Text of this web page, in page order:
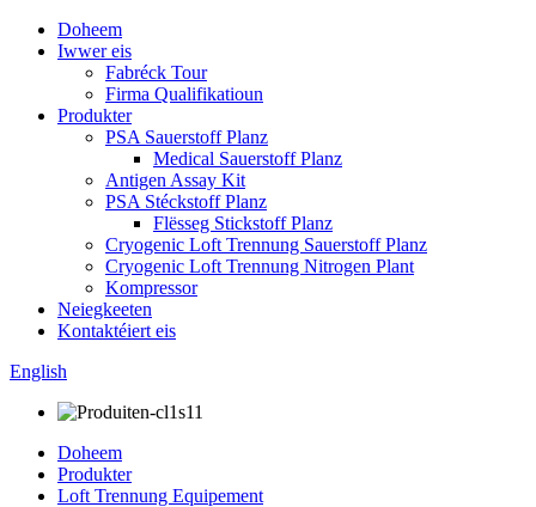
Doheem
Iwwer eis
Fabréck Tour
Firma Qualifikatioun
Produkter
PSA Sauerstoff Planz
Medical Sauerstoff Planz
Antigen Assay Kit
PSA Stéckstoff Planz
Flësseg Stickstoff Planz
Cryogenic Loft Trennung Sauerstoff Planz
Cryogenic Loft Trennung Nitrogen Plant
Kompressor
Neiegkeeten
Kontaktéiert eis
English
Doheem
Produkter
Loft Trennung Equipement